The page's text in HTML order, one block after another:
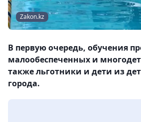
Zakon.kz
В первую очередь, обучения
малообеспеченных и
также льготники и дети из
города.